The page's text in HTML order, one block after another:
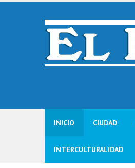
Skip
INICIO CIUDAD
INTERCULTURALIDAD